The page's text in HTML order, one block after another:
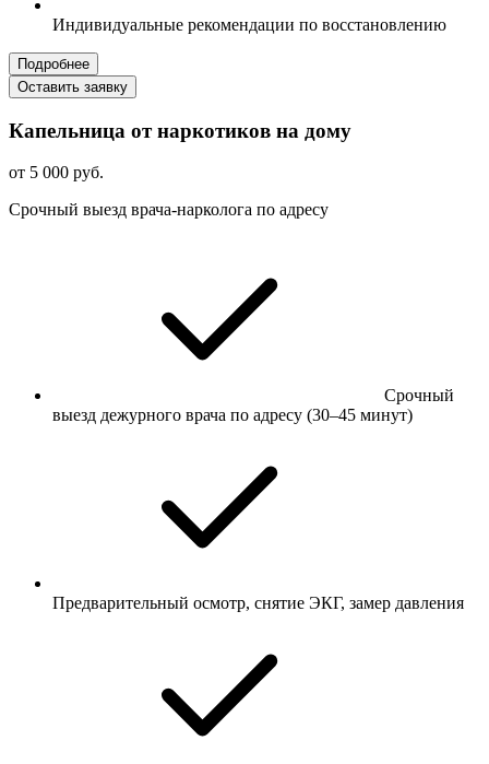
Индивидуальные рекомендации по восстановлению
Подробнее
Оставить заявку
Капельница от наркотиков на дому
от 5 000 руб.
Срочный выезд врача-нарколога по адресу
Срочный
выезд дежурного врача по адресу (30–45 минут)
Предварительный осмотр, снятие ЭКГ, замер давления